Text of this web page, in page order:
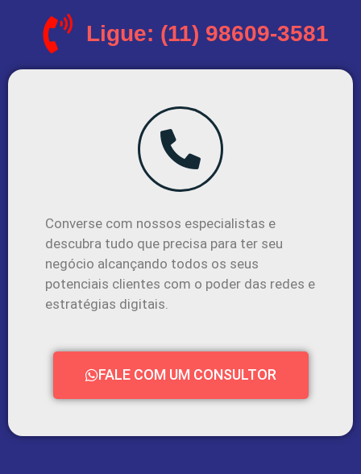
Ligue: (11) 98609-3581
Converse com nossos especialistas e
descubra tudo que precisa para ter seu
negócio alcançando todos os seus
potenciais clientes com o poder das redes e
estratégias digitais.
FALE COM UM CONSULTOR